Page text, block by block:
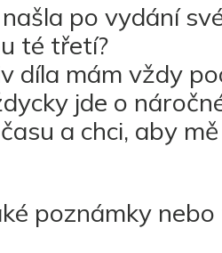
po vydání
té třetí?
díla mám vždy
jde o
a chci, aby
poznámky